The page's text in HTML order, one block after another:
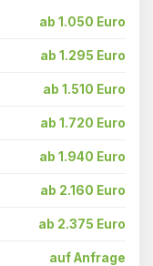
ab 1.050 Euro
ab 1.295 Euro
ab 1.510 Euro
ab 1.720 Euro
ab 1.940 Euro
ab 2.160 Euro
ab 2.375 Euro
auf Anfrage